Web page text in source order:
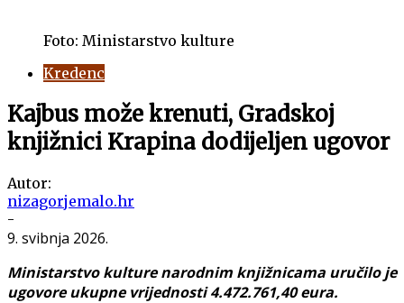
Foto: Ministarstvo kulture
Kredenc
Kajbus može krenuti, Gradskoj
knjižnici Krapina dodijeljen ugovor
Autor:
nizagorjemalo.hr
-
9. svibnja 2026.
Ministarstvo kulture narodnim knjižnicama uručilo je
ugovore ukupne vrijednosti 4.472.761,40 eura.